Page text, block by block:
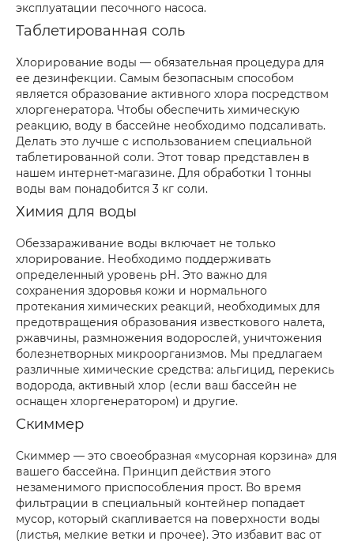
эксплуатации песочного насоса.
Таблетированная соль
Хлорирование воды — обязательная процедура для
ее дезинфекции. Самым безопасным способом
является образование активного хлора посредством
хлоргенератора. Чтобы обеспечить химическую
реакцию, воду в бассейне необходимо подсаливать.
Делать это лучше с использованием специальной
таблетированной соли. Этот товар представлен в
нашем интернет-магазине. Для обработки 1 тонны
воды вам понадобится 3 кг соли.
Химия для воды
Обеззараживание воды включает не только
хлорирование. Необходимо поддерживать
определенный уровень рН. Это важно для
сохранения здоровья кожи и нормального
протекания химических реакций, необходимых для
предотвращения образования известкового налета,
ржавчины, размножения водорослей, уничтожения
болезнетворных микроорганизмов. Мы предлагаем
различные химические средства: альгицид, перекись
водорода, активный хлор (если ваш бассейн не
оснащен хлоргенератором) и другие.
Скиммер
Скиммер — это своеобразная «мусорная корзина» для
вашего бассейна. Принцип действия этого
незаменимого приспособления прост. Во время
фильтрации в специальный контейнер попадает
мусор, который скапливается на поверхности воды
(листья, мелкие ветки и прочее). Это избавит вас от